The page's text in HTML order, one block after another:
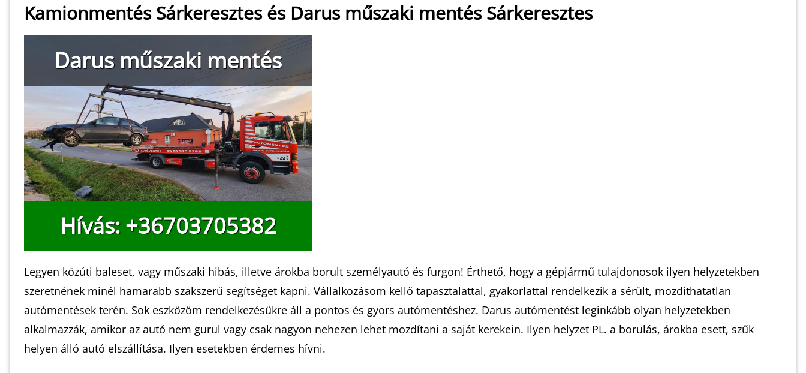
Kamionmentés Sárkeresztes és Darus műszaki mentés Sárkeresztes
Darus műszaki mentés
Hívás: +36703705382
Legyen közúti baleset, vagy műszaki hibás, illetve árokba borult személyautó és furgon! Érthető, hogy a gépjármű tulajdonosok ilyen helyzetekben
szeretnének minél hamarabb szakszerű segítséget kapni. Vállalkozásom kellő tapasztalattal, gyakorlattal rendelkezik a sérült, mozdíthatatlan
autómentések terén. Sok eszközöm rendelkezésükre áll a pontos és gyors autómentéshez. Darus autómentést leginkább olyan helyzetekben
alkalmazzák, amikor az autó nem gurul vagy csak nagyon nehezen lehet mozdítani a saját kerekein. Ilyen helyzet PL. a borulás, árokba esett, szűk
helyen álló autó elszállítása. Ilyen esetekben érdemes hívni.